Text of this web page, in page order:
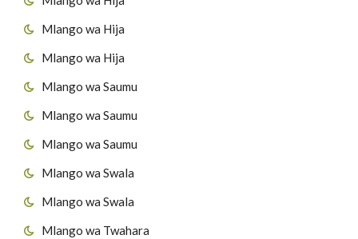
Mlango wa Hija
Mlango wa Hija
Mlango wa Saumu
Mlango wa Saumu
Mlango wa Saumu
Mlango wa Swala
Mlango wa Swala
Mlango wa Twahara